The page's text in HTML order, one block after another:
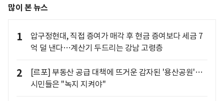
많이 본 뉴스
1
압구정현대, 직접 증여가 매각 후 현금 증여보다 세금 7
억 덜 낸다…계산기 두드리는 강남 고령층
2
[르포] 부동산 공급 대책에 뜨거운 감자된 '용산공원'…
시민들은 "녹지 지켜야"